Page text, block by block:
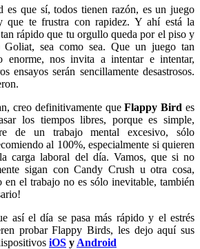
es que sí, todos tienen razón, es un juego
que te frustra con rapidez. Y ahí está la
rápido que tu orgullo queda por el piso y
Goliat, sea como sea. Que un juego tan
enorme, nos invita a intentar e intentar,
ensayos serán sencillamente desastrosos.
creo definitivamente queFlappy Bird es
los tiempos libres, porque es simple,
de un trabajo mental excesivo, sólo
al 100%, especialmente si quieren
carga laboral del día. Vamos, que si no
sigan con Candy Crush u otra cosa,
en el trabajo no es sólo inevitable, también
así el día se pasa más rápido y el estrés
probar Flappy Birds, les dejo aquí sus
iOS y Android